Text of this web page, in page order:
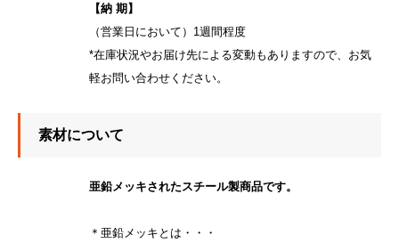
【納 期】
（営業日において）1週間程度
*在庫状況やお届け先による変動もありますので、お気
軽お問い合わせください。
素材について
亜鉛メッキされたスチール製商品です。
＊亜鉛メッキとは・・・